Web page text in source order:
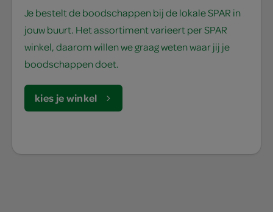
Je bestelt de boodschappen bij de lokale SPAR in
jouw buurt. Het assortiment varieert per SPAR
winkel, daarom willen we graag weten waar jij je
boodschappen doet.
kies je winkel